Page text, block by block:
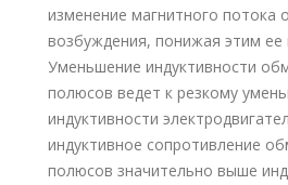
изменение магнитного потока
возбуждения, понижая этим ее
Уменьшение индуктивности
полюсов ведет к резкому
индуктивности
индуктивное сопротивление
полюсов значительно выше